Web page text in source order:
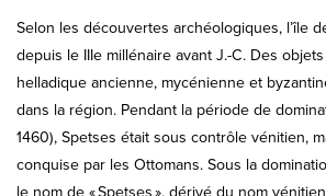
Selon les découvertes archéologiques, l’île
depuis le IIIe millénaire avant J.-C. Des
helladique ancienne, mycénienne et
dans la région. Pendant la période de
1460), Spetses était sous contrôle vénitien,
conquise par les Ottomans. Sous la
le nom de « Spetses », dérivé du nom vénitien